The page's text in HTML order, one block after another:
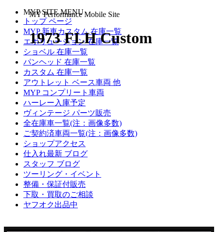
MYP SITE MENU
トップ ページ
MYP 新車カスタム 在庫一覧
エボリューション 在庫一覧
ショベル 在庫一覧
パンヘッド 在庫一覧
カスタム 在庫一覧
アウトレット ベース車両 他
MYP コンプリート車両
ハーレー入庫予定
ヴィンテージ パーツ販売
全在庫車一覧(注：画像多数)
ご契約済車両一覧(注：画像多数)
ショップアクセス
仕入れ最新 ブログ
スタッフ ブログ
ツーリング・イベント
整備・保証付販売
下取・買取のご相談
ヤフオク出品中
MY Performance Mobile Site
1973 FLH Custom